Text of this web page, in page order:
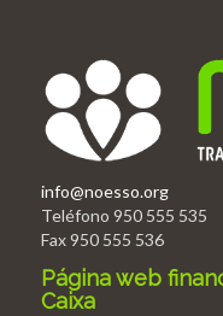
info@noesso.org
Teléfono 950 555 535
Fax 950 555 536
Página web
Caixa